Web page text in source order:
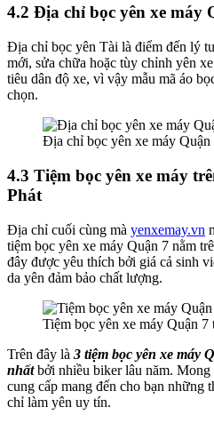
4.2 Địa chỉ bọc yên xe máy
Địa chỉ bọc yên Tài là điểm đến lý
mới, sửa chữa hoặc tùy chỉnh yên
tiêu dân độ xe, vì vậy mẫu mã áo
chọn.
Địa chỉ bọc yên xe máy Quận
4.3 Tiệm bọc yên xe máy
Phát
Địa chỉ cuối cùng mà yenxemay.vn
tiệm bọc yên xe máy Quận 7 nằm
đây được yêu thích bởi giá cả sinh
da yên đảm bảo chất lượng.
Tiệm bọc yên xe máy Quận
Trên đây là 3 tiệm bọc yên xe máy
nhấtbởi nhiều biker lâu năm. Mong
cung cấp mang đến cho bạn những
chỉ làm yên uy tín.